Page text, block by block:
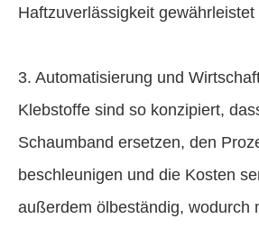
Haftzuverlässigkeit gewährleistet
3. Automatisierung und
Klebstoffe sind so konzipiert,
Schaumband ersetzen, den
beschleunigen und die Kosten
außerdem ölbeständig, wodurch